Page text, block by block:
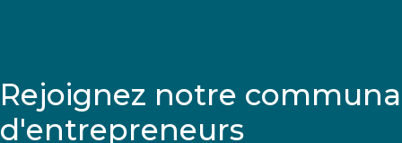
Rejoignez notre
d'entrepreneurs